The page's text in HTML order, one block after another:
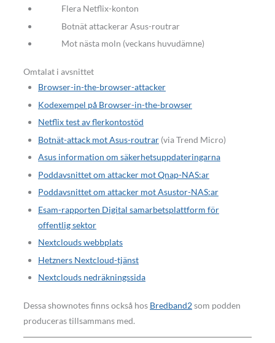
Flera Netflix-konton
Botnät attackerar Asus-routrar
Mot nästa moln (veckans huvudämne)
Omtalat i avsnittet
Browser-in-the-browser-attacker
Kodexempel på Browser-in-the-browser
Netflix test av flerkontostöd
Botnät-attack mot Asus-routrar (via Trend Micro)
Asus information om säkerhetsuppdateringarna
Poddavsnittet om attacker mot Qnap-NAS:ar
Poddavsnittet om attacker mot Asustor-NAS:ar
Esam-rapporten Digital samarbetsplattform för
offentlig sektor
Nextclouds webbplats
Hetzners Nextcloud-tjänst
Nextclouds nedräkningssida
Dessa shownotes finns också hos Bredband2som podden
produceras tillsammans med.